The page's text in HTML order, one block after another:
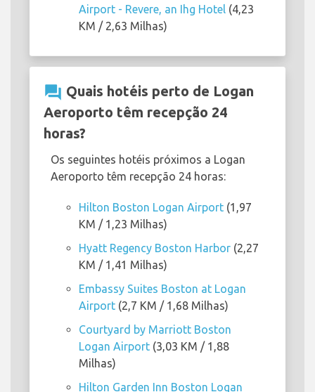
Airport - Revere, an Ihg Hotel (4,23
KM / 2,63 Milhas)
question_answer Quais hotéis perto de Logan
Aeroporto têm recepção 24
horas?
Os seguintes hotéis próximos a Logan
Aeroporto têm recepção 24 horas:
Hilton Boston Logan Airport (1,97
KM / 1,23 Milhas)
Hyatt Regency Boston Harbor (2,27
KM / 1,41 Milhas)
Embassy Suites Boston at Logan
Airport (2,7 KM / 1,68 Milhas)
Courtyard by Marriott Boston
Logan Airport (3,03 KM / 1,88
Milhas)
Hilton Garden Inn Boston Logan